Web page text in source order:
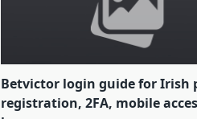
Betvictor login guide for Irish
registration, 2FA, mobile